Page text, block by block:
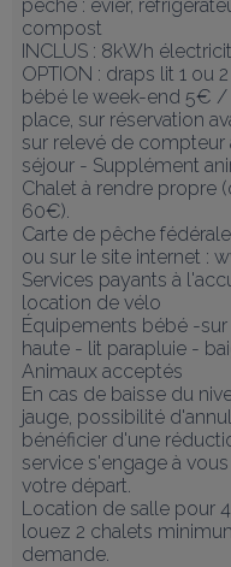
pêche : évier,
compost
INCLUS : 8kWh
OPTION : draps lit 1 ou
bébé le week-end 5€ /
place, sur réservation
sur relevé de compteur
séjour - Supplément
Chalet à rendre propre
60€).
Carte de pêche
ou sur le site internet :
Services payants à
location de vélo
Équipements bébé -
haute - lit parapluie -
Animaux acceptés
En cas de baisse du
jauge, possibilité
bénéficier d'une
service s'engage à
votre départ.
Location de salle pour
louez 2 chalets
demande.